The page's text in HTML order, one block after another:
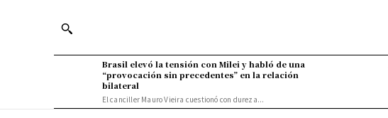
Brasil elevó la tensión con Milei y habló de una
“provocación sin precedentes” en la relación
bilateral
El canciller Mauro Vieira cuestionó con dureza...